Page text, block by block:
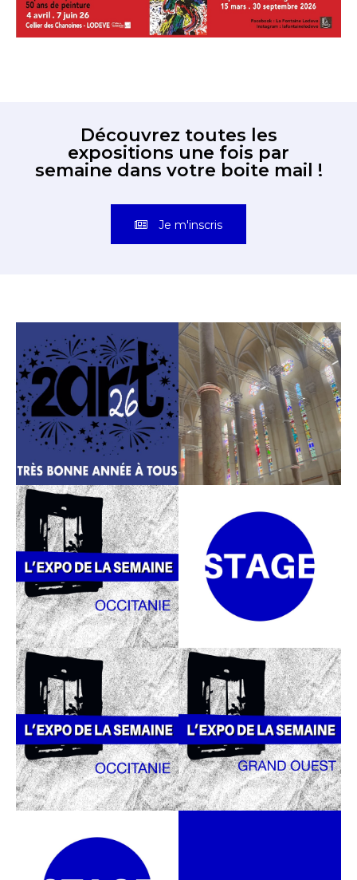
Découvrez toutes les
expositions une fois par
semaine dans votre boite mail !
Je m'inscris